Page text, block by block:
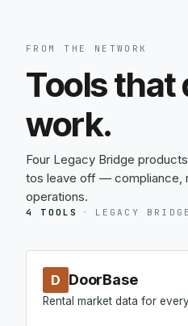
FROM THE NETWORK
Tools that
work.
Four Legacy Bridge
tos leave off — compliance,
operations.
4 TOOLS · LEGACY BRIDGE
D DoorBase
Rental market data for